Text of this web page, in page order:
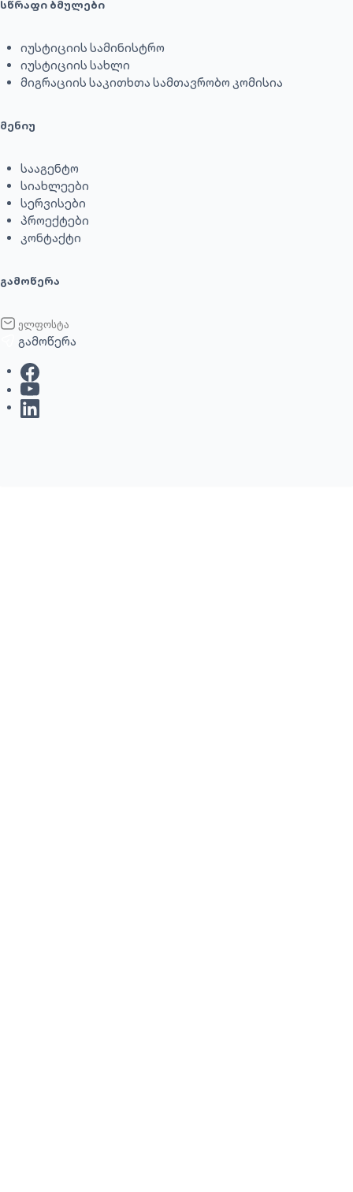
სწრაფი ბმულები
იუსტიციის სამინისტრო
იუსტიციის სახლი
მიგრაციის საკითხთა სამთავრობო კომისია
მენიუ
სააგენტო
სიახლეები
სერვისები
პროექტები
კონტაქტი
გამოწერა
გამოწერა